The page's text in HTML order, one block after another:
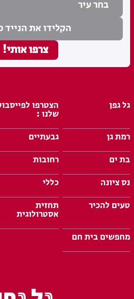
גל גפן הצטרפו
שלנו :
רמת גן
גבעתיים
בת ים
רחובות
נס ציונה
כללי
טעים להכיר
תחזית
אסטרולוגית
מחפשים בית חם